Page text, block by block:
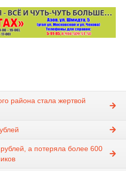
района стала жертвой
а потеряла более 600